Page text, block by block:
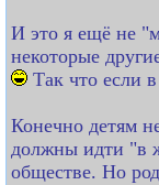
И это я ещё не
некоторые
Так что если
Конечно детям
должны идти "в
обществе. Но